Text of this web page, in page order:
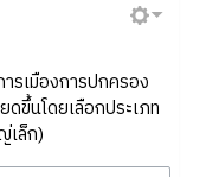
รเมืองการปกครอง
ขึ้นโดยเลือกประเภท
เล็ก)